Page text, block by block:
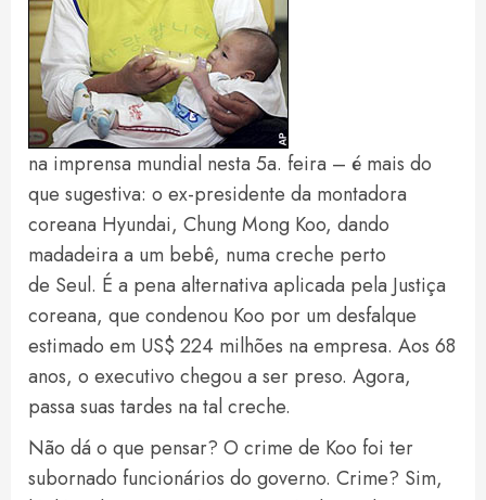
na imprensa mundial nesta 5a. feira – é mais do
que sugestiva: o ex-presidente da montadora
coreana Hyundai, Chung Mong Koo, dando
madadeira a um bebê, numa creche perto
de Seul. É a pena alternativa aplicada pela Justiça
coreana, que condenou Koo por um desfalque
estimado em US$ 224 milhões na empresa. Aos 68
anos, o executivo chegou a ser preso. Agora,
passa suas tardes na tal creche.
Não dá o que pensar? O crime de Koo foi ter
subornado funcionários do governo. Crime? Sim,